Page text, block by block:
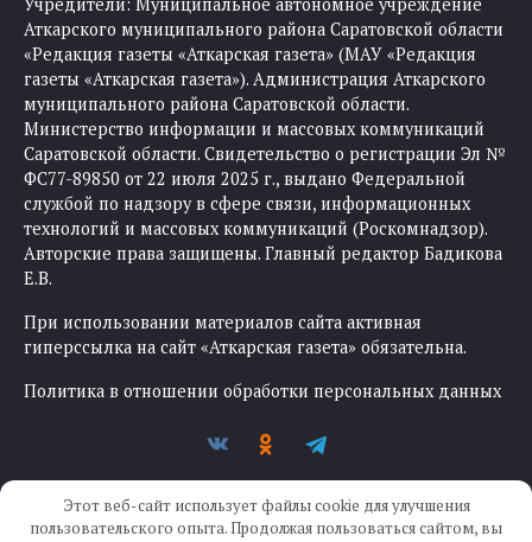
Учредители: Муниципальное автономное учреждение
Аткарского муниципального района Саратовской области
«Редакция газеты «Аткарская газета» (МАУ «Редакция
газеты «Аткарская газета»). Администрация Аткарского
муниципального района Саратовской области.
Министерство информации и массовых коммуникаций
Саратовской области. Свидетельство о регистрации Эл №
ФС77-89850 от 22 июля 2025 г., выдано Федеральной
службой по надзору в сфере связи, информационных
технологий и массовых коммуникаций (Роскомнадзор).
Авторские права защищены. Главный редактор Бадикова
Е.В.
При использовании материалов сайта активная
гиперссылка на сайт «Аткарская газета» обязательна.
Политика в отношении обработки персональных данных
Этот веб-сайт использует файлы cookie для улучшения
пользовательского опыта. Продолжая пользоваться сайтом, вы